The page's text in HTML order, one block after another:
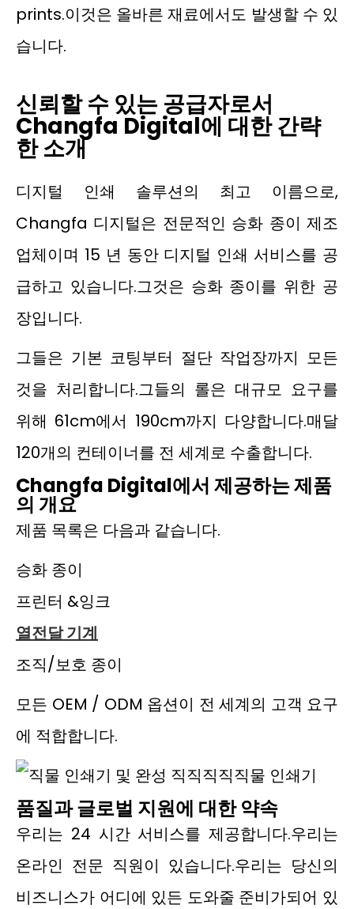
prints.이것은 올바른 재료에서도 발생할 수 있
습니다.
신뢰할 수 있는 공급자로서
Changfa Digital에 대한 간략
한 소개
디지털 인쇄 솔루션의 최고 이름으로,
Changfa 디지털은 전문적인 승화 종이 제조
업체이며 15 년 동안 디지털 인쇄 서비스를 공
급하고 있습니다.그것은 승화 종이를 위한 공
장입니다.
그들은 기본 코팅부터 절단 작업장까지 모든
것을 처리합니다.그들의 롤은 대규모 요구를
위해 61cm에서 190cm까지 다양합니다.매달
120개의 컨테이너를 전 세계로 수출합니다.
Changfa Digital에서 제공하는 제품
의 개요
제품 목록은 다음과 같습니다.
승화 종이
프린터 &잉크
열전달 기계
조직/보호 종이
모든 OEM / ODM 옵션이 전 세계의 고객 요구
에 적합합니다.
품질과 글로벌 지원에 대한 약속
우리는 24 시간 서비스를 제공합니다.우리는
온라인 전문 직원이 있습니다.우리는 당신의
비즈니스가 어디에 있든 도와줄 준비가되어 있